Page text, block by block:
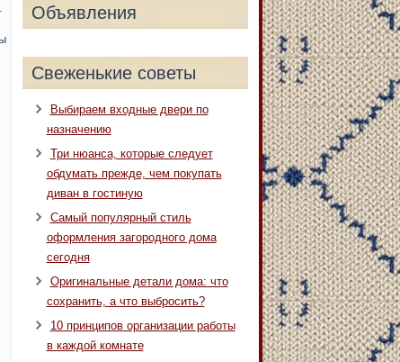
Объявления
Свеженькие советы
Выбираем входные двери по
назначению
Три нюанса, которые следует
обдумать прежде, чем покупать
диван в гостиную
Самый популярный стиль
оформления загородного дома
сегодня
Оригинальные детали дома: что
сохранить, а что выбросить?
10 принципов организации работы
в каждой комнате